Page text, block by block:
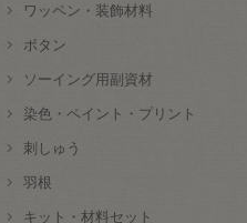
ワッペン・装飾材料
ボタン
ソーイング用副資材
染色・ペイント・プリント
刺しゅう
羽根
キット・材料セット